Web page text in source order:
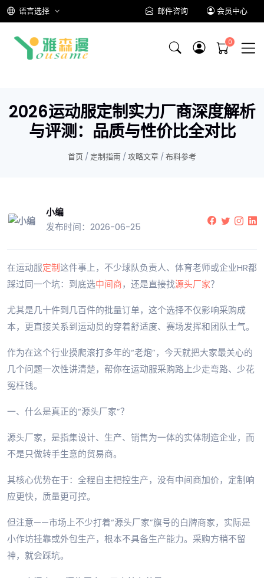
语言选择 邮件咨询 会员中心
2026运动服定制实力厂商深度解析
与评测：品质与性价比全对比
首页 / 定制指南 / 攻略文章 / 布料参考
小编
发布时间：2026-06-25
在运动服定制这件事上，不少球队负责人、体育老师或企业HR都
踩过同一个坑：到底选中间商，还是直接找源头厂家？
尤其是几十件到几百件的批量订单，这个选择不仅影响采购成
本，更直接关系到运动员的穿着舒适度、赛场发挥和团队士气。
作为在这个行业摸爬滚打多年的“老炮”，今天就把大家最关心的
几个问题一次性讲清楚，帮你在运动服采购路上少走弯路、少花
冤枉钱。
一、什么是真正的“源头厂家”？
源头厂家，是指集设计、生产、销售为一体的实体制造企业，而
不是只做转手生意的贸易商。
其核心优势在于：全程自主把控生产，没有中间商加价，定制响
应更快，质量更可控。
但注意——市场上不少打着“源头厂家”旗号的白牌商家，实际是
小作坊挂靠或外包生产，根本不具备生产能力。采购方稍不留
神，就会踩坑。